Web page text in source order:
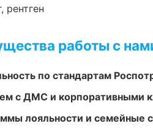
рентген
работы с
по стандартам
с ДМС и корпоративными
лояльности и семейные